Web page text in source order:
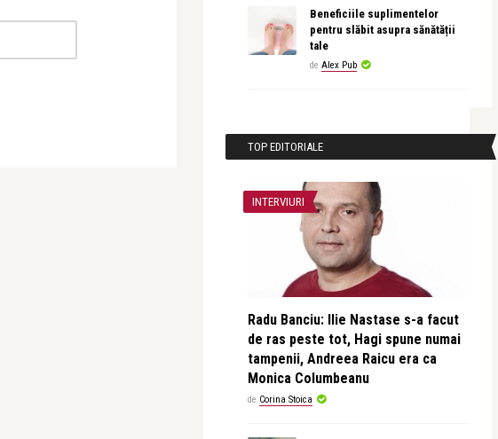
Beneficiile suplimentelor
pentru slăbit asupra sănătății
tale
de Alex Pub
TOP EDITORIALE
INTERVIURI
Radu Banciu: Ilie Nastase s-a facut
de ras peste tot, Hagi spune numai
tampenii, Andreea Raicu era ca
Monica Columbeanu
de Corina Stoica